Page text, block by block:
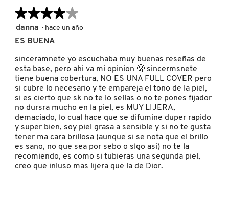
RARE BEAUTY
REDKEN
SARELLY
SEPHORA COLLECTION
★★★★★
★★★★★
4
5
estrellas.
danna · hace un año
ES BUENA
sinceramnete yo escuchaba muy buenas reseñas de
esta base, pero ahi va mi opinion 🫢 sincermsnete
tiene buena cobertura, NO ES UNA FULL COVER pero
si cubre lo necesario y te empareja el tono de la piel,
si es cierto que sk no te lo sellas o no te pones fijador
no dursra mucho en la piel, es MUY LIJERA,
demaciado, lo cual hace que se difumine duper rapido
y super bien, soy piel grasa a sensible y si no te gusta
tener ma cara brillosa (aunque si se nota que el brillo
es sano, no que sea por sebo o slgo asi) no te la
recomiendo, es como si tubieras una segunda piel,
creo que inluso mas lijera que la de Dior.